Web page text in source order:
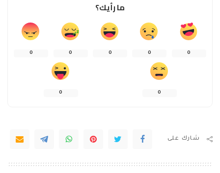
ما رأيك؟
0
0
0
0
0
0
0
شارك على